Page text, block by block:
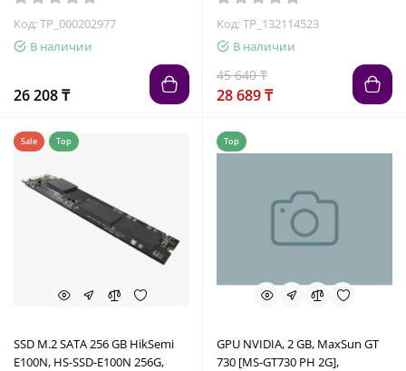
Код: TP_000202977
В наличии
26 208 ₸
Код: TP_132114523
В наличии
45 640 ₸
28 689 ₸
Sale Top
SSD M.2 SATA 256 GB HikSemi
E100N, HS-SSD-E100N 256G,
Top
GPU NVIDIA, 2 GB, MaxSun GT
730 [MS-GT730 PH 2G],